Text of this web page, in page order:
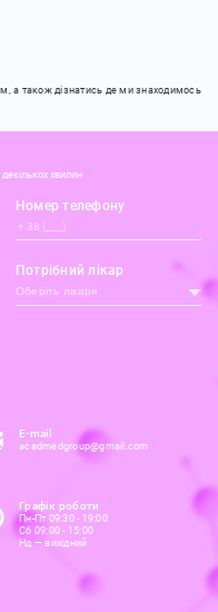
а також дізнатись де ми знаходимось
хвилин
Номер телефону
Потрібний лікар
Оберіть лікаря
E-mail
acadmedgroup@gmail.com
Графік роботи
Пн-Пт 09:30 - 19:00
Сб 09:00 - 15:00
Нд — вихідний